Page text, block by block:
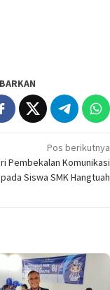
Pos berikutnya
Pembekalan Komunikasi
Siswa SMK Hangtuah